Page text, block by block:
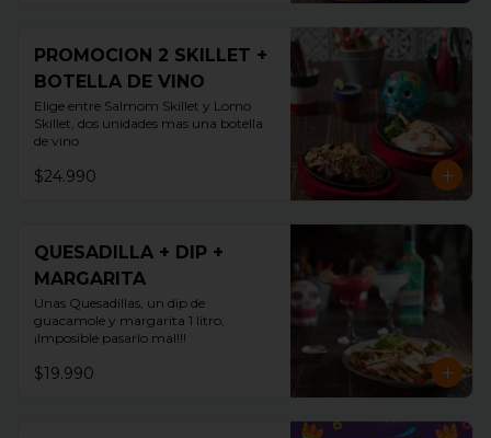
PROMOCION 2 SKILLET +
BOTELLA DE VINO
Elige entre Salmom Skillet y Lomo
Skillet, dos unidades mas una botella
de vino
$24.990
QUESADILLA + DIP +
MARGARITA
Unas Quesadillas, un dip de
guacamole y margarita 1 litro,
¡Imposible pasarlo mal!!!
$19.990